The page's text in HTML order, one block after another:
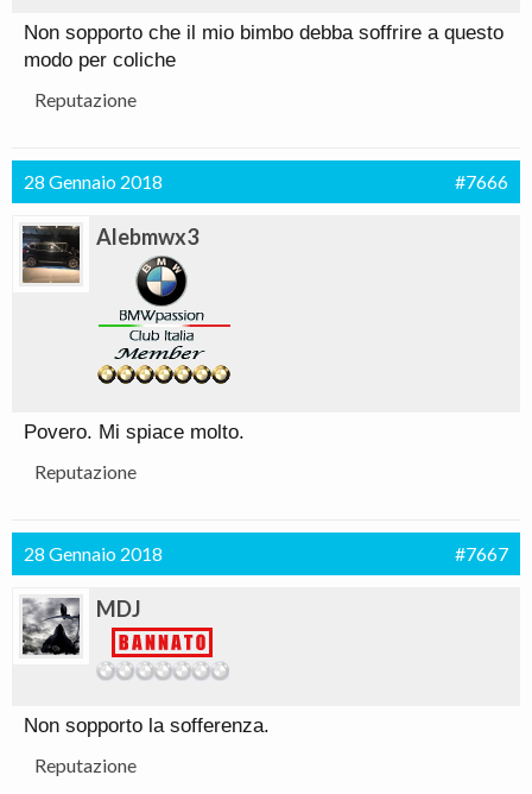
Non sopporto che il mio bimbo debba soffrire a questo
modo per coliche
Reputazione
28 Gennaio 2018 #7666
Alebmwx3
Povero. Mi spiace molto.
Reputazione
28 Gennaio 2018 #7667
MDJ
Non sopporto la sofferenza.
Reputazione